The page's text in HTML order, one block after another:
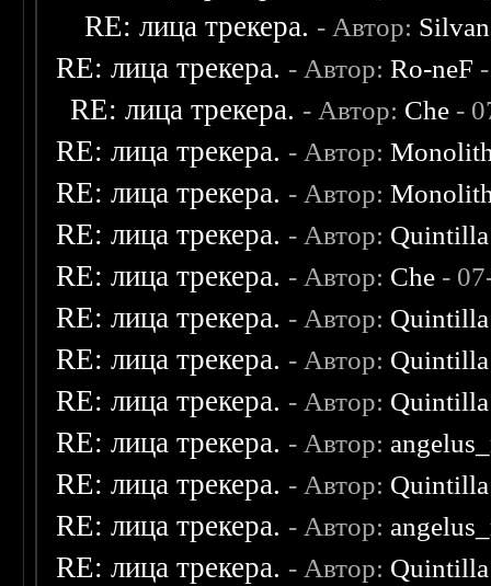
RE: лица трекера. - Автор:
RE: лица трекера. - Автор:Ro-neF
RE: лица трекера. - Автор: Che -
RE: лица трекера. - Автор:
RE: лица трекера. - Автор:
RE: лица трекера. - Автор: Quintilla
RE: лица трекера. - Автор: Che -
RE: лица трекера. - Автор: Quintilla
RE: лица трекера. - Автор: Quintilla
RE: лица трекера. - Автор: Quintilla
RE: лица трекера. - Автор:
RE: лица трекера. - Автор: Quintilla
RE: лица трекера. - Автор:
RE: лица трекера. - Автор: Quintilla